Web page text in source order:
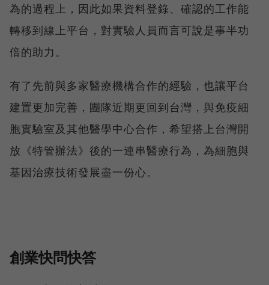
為的過程上，因此如果資料登錄、確認的工作能
轉移到線上平台，對實驗人員而言可說是事半功
倍的助力。
有了先前與多家醫療機構合作的經驗，也讓平台
建置更加完善，團隊近期更回到台灣，與免疫細
胞實驗室及其他醫學中心合作，希望搭上台灣開
放《特管辦法》後的一連串醫療行為，為細胞與
基因治療技術發展盡一份心。
創業快問快答